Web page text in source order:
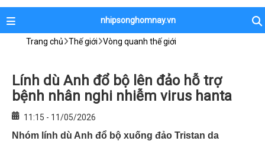
nhipsonghomnay.vn
Trang chủ Thế giới Vòng quanh thế giới
Lính dù Anh đổ bộ lên đảo hỗ trợ
bệnh nhân nghi nhiễm virus hanta
11:15 - 11/05/2026
Nhóm lính dù Anh đổ bộ xuống đảo Tristan da